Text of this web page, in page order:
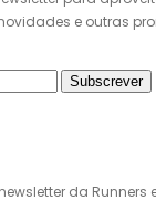
e outras
Subscrever
da